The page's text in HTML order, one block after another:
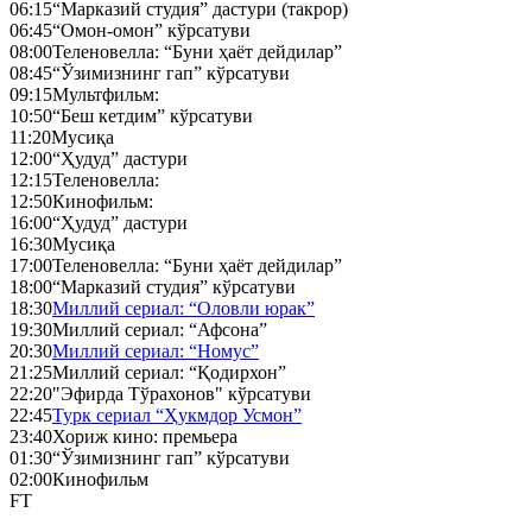
06:15“Марказий студия” дастури (такрор)
06:45“Омон-омон” кўрсатуви
08:00Теленовелла: “Буни ҳаёт дейдилар”
08:45“Ўзимизнинг гап” кўрсатуви
09:15Мультфильм:
10:50“Беш кетдим” кўрсатуви
11:20Мусиқа
12:00“Ҳудуд” дастури
12:15Теленовелла:
12:50Кинофильм:
16:00“Ҳудуд” дастури
16:30Мусиқа
17:00Теленовелла: “Буни ҳаёт дейдилар”
18:00“Марказий студия” кўрсатуви
18:30Миллий сериал: “Оловли юрак”
19:30Миллий сериал: “Афсона”
20:30Миллий сериал: “Номус”
21:25Миллий сериал: “Қодирхон”
22:20"Эфирда Тўрахонов" кўрсатуви
22:45Турк сериал “Ҳукмдор Усмон”
23:40Хориж кино: премьера
01:30“Ўзимизнинг гап” кўрсатуви
02:00Кинофильм
FT